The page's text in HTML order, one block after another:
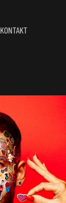
KONTAKT